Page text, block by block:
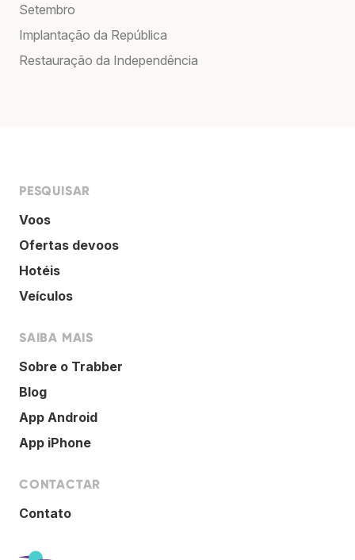
Setembro
Implantação da República
Restauração da Independência
PESQUISAR
Voos
Ofertas devoos
Hotéis
Veículos
SAIBA MAIS
Sobre o Trabber
Blog
App Android
App iPhone
CONTACTAR
Contato